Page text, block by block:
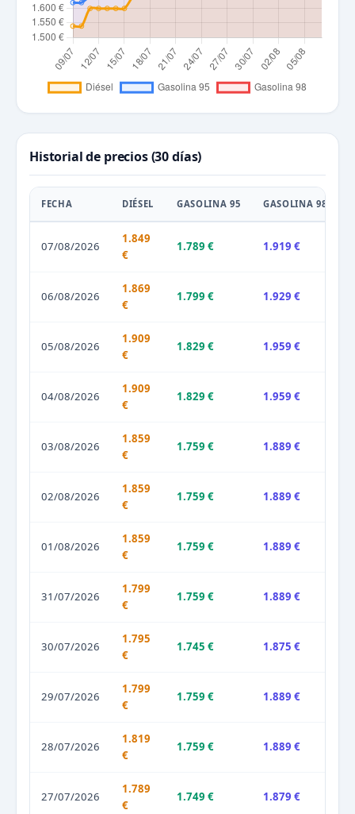
Historial de precios (30 días)
FECHA DIÉSEL GASOLINA 95 GASOLINA 98
07/08/2026
1.849
€
1.789 € 1.919 €
06/08/2026
1.869
€
1.799 € 1.929 €
05/08/2026
1.909
€
1.829 € 1.959 €
04/08/2026
1.909
€
1.829 € 1.959 €
03/08/2026
1.859
€
1.759 € 1.889 €
02/08/2026
1.859
€
1.759 € 1.889 €
01/08/2026
1.859
€
1.759 € 1.889 €
31/07/2026
1.799
€
1.759 € 1.889 €
30/07/2026
1.795
€
1.745 € 1.875 €
29/07/2026
1.799
€
1.759 € 1.889 €
28/07/2026
1.819
€
1.759 € 1.889 €
27/07/2026
1.789
€
1.749 € 1.879 €